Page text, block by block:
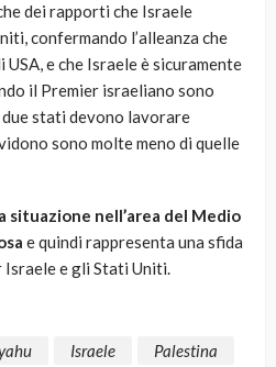
dei rapporti che Israele
confermando l’alleanza che
e che Israele è sicuramente
il Premier israeliano sono
stati devono lavorare
sono molte meno di quelle
situazione nell’area del Medio
e quindi rappresenta una sfida
e gli Stati Uniti.
Israele Palestina